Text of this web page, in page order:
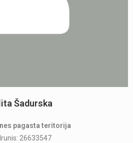
Šadurska
pagasta teritorija
26633547